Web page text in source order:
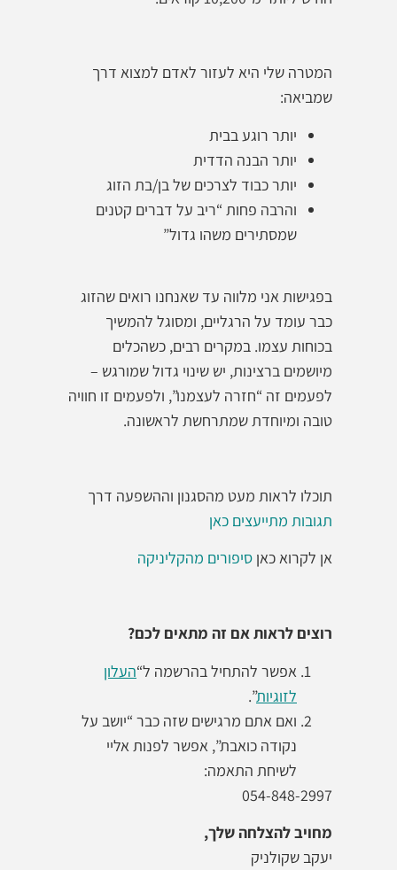
המטרה שלי היא לעזור לאדם למצוא דרך
שמביאה:
יותר רוגע בבית
יותר הבנה הדדית
יותר כבוד לצרכים של בן/בת הזוג
והרבה פחות “ריב על דברים קטנים
שמסתירים משהו גדול”
בפגישות אני מלווה עד שאנחנו רואים שהזוג
כבר עומד על הרגליים, ומסוגל להמשיך
בכוחות עצמו. במקרים רבים, כשהכלים
מיושמים ברצינות, יש שינוי גדול שמורגש –
לפעמים זה “חזרה לעצמנו”, ולפעמים זו חוויה
טובה ומיוחדת שמתרחשת לראשונה.
תוכלו לראות מעט מהסגנון וההשפעה דרך
תגובות מתייעצים כאן
אן לקרוא כאן סיפורים מהקליניקה
רוצים לראות אם זה מתאים לכם?
אפשר להתחיל בהרשמה ל“העלון
לזוגיות”.
ואם אתם מרגישים שזה כבר “יושב על
נקודה כואבת”, אפשר לפנות אליי
לשיחת התאמה:
054-848-2997
מחויב להצלחה שלך,
יעקב שקולניק